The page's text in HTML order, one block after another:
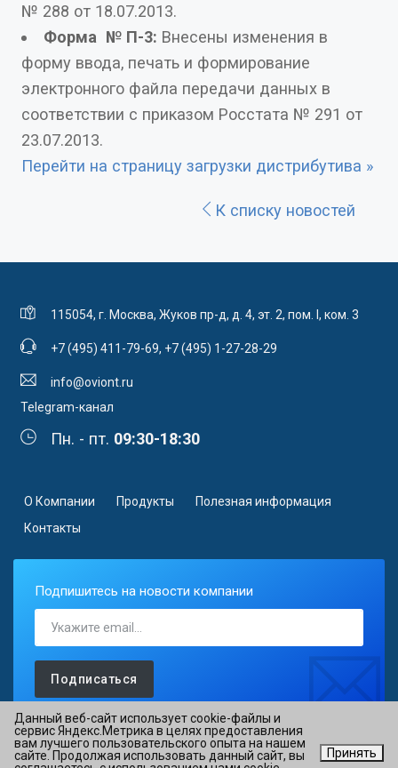
№ 288 от 18.07.2013.
Форма № П-3: Внесены изменения в
форму ввода, печать и формирование
электронного файла передачи данных в
соответствии с приказом Росстата № 291 от
23.07.2013.
Перейти на страницу загрузки дистрибутива »
К списку новостей
115054, г. Москва, Жуков пр-д, д. 4, эт. 2, пом. I, ком. 3
+7 (495) 411-79-69, +7 (495) 1-27-28-29
info@oviont.ru
Telegram-канал
Пн. - пт. 09:30-18:30
О Компании Продукты
Полезная информация
Контакты
Подпишитесь на новости компании
Подписаться
©2026 АО «ОВИОНТ ИНФОРМ» ИНН 7725088527 ОГРН
Данный веб-сайт использует cookie-файлы и
сервис Яндекс.Метрика в целях предоставления
вам лучшего пользовательского опыта на нашем
сайте. Продолжая использовать данный сайт, вы
Принять